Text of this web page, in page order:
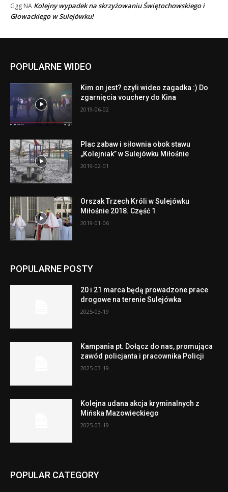
Ggg NA Kolejny wypadek na skrzyżowaniu Świętochowskiego i
Głowackiego w Sulejówku!
POPULARNE WIDEO
Kim on jest? czyli wideo zagadka :) Do
zgarnięcia vouchery do Kina
2019-06-02
Plac zabaw i siłownia obok stawu
„Kolejniak” w Sulejówku Miłośnie
2019-02-01
Orszak Trzech Króli w Sulejówku
Miłośnie 2018. Część 1
2019-01-06
POPULARNE POSTY
20 i 21 marca będą prowadzone prace
drogowe na terenie Sulejówka
2025-03-19
Kampania pt. Dołącz do nas, promująca
zawód policjanta i pracownika Policji
2025-03-19
Kolejna udana akcja kryminalnych z
Mińska Mazowieckiego
2025-03-19
POPULAR CATEGORY